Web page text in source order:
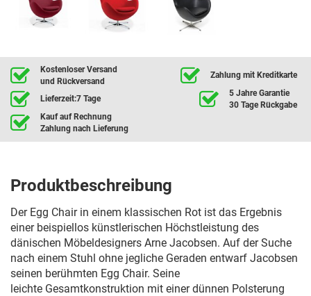
Kostenloser Versand
und Rückversand
Zahlung mit Kreditkarte
Lieferzeit:7 Tage
5 Jahre Garantie
30 Tage Rückgabe
Kauf auf Rechnung
Zahlung nach Lieferung
Produktbeschreibung
Der Egg Chair in einem klassischen Rot ist das Ergebnis
einer beispiellos künstlerischen Höchstleistung des
dänischen Möbeldesigners Arne Jacobsen. Auf der Suche
nach einem Stuhl ohne jegliche Geraden entwarf Jacobsen
seinen berühmten Egg Chair. Seine
leichte Gesamtkonstruktion mit einer dünnen Polsterung